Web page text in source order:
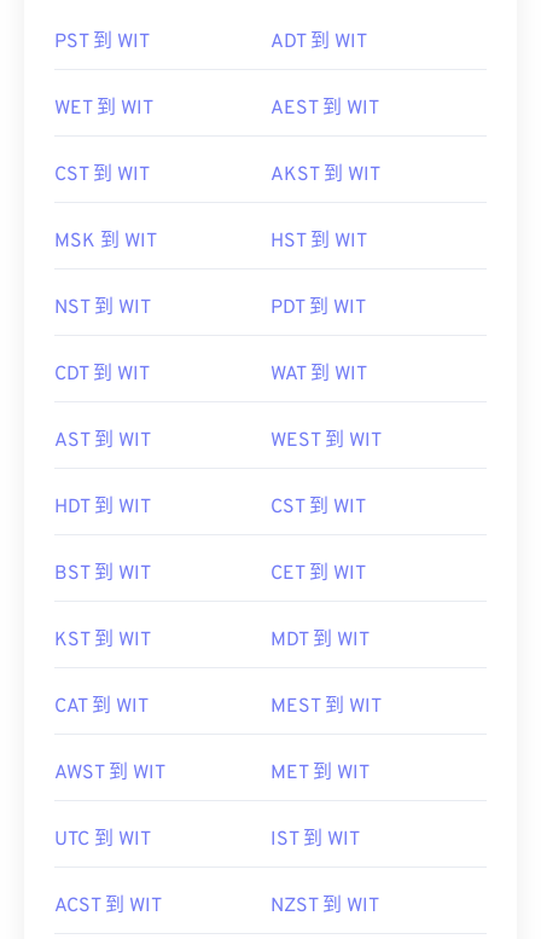
PST 到 WIT ADT 到 WIT
WET 到 WIT AEST 到 WIT
CST 到 WIT AKST 到 WIT
MSK 到 WIT HST 到 WIT
NST 到 WIT PDT 到 WIT
CDT 到 WIT WAT 到 WIT
AST 到 WIT WEST 到 WIT
HDT 到 WIT CST 到 WIT
BST 到 WIT CET 到 WIT
KST 到 WIT MDT 到 WIT
CAT 到 WIT MEST 到 WIT
AWST 到 WIT MET 到 WIT
UTC 到 WIT IST 到 WIT
ACST 到 WIT NZST 到 WIT